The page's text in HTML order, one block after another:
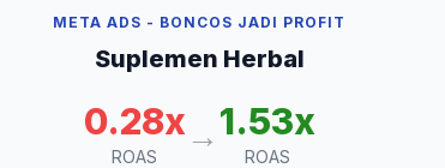
META ADS - BONCOS JADI PROFIT
Suplemen Herbal
0.28x
ROAS
→ 1.53x
ROAS